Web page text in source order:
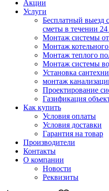
Акции
Услуги
Бесплатный выезд
сметы в течении 24
Монтаж системы
Монтаж
Монтаж теплого
Монтаж системы
Установка
монтаж
Проектирование
Газификация
Как купить
Условия оплаты
Условия доставки
Гарантия на товар
Производители
Контакты
О компании
Новости
Реквизиты